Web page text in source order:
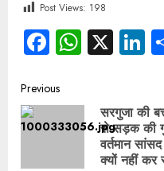
Post Views: 198
Facebook
X
Previous
सरगुजा की
से सड़क की
वर्तमान
क्यों नहीं कर